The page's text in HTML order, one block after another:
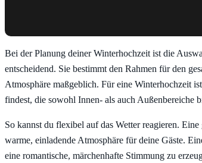
Bei der Planung deiner Winterhochzeit ist die
entscheidend. Sie bestimmt den Rahmen für den
Atmosphäre maßgeblich. Für eine Winterhochzeit
findest, die sowohl Innen- als auch Außenbereiche
So kannst du flexibel auf das Wetter reagieren.
warme, einladende Atmosphäre für deine Gäste.
eine romantische, märchenhafte Stimmung zu